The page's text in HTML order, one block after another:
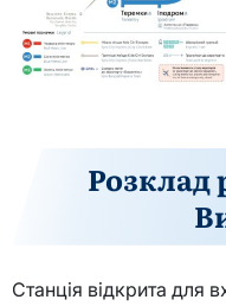
Розклад
Станція відкрита для